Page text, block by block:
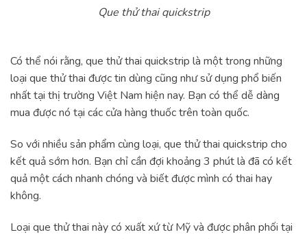
Que thử thai quickstrip
Có thể nói rằng, que thử thai quickstrip là một trong những
loại que thử thai được tin dùng cũng như sử dụng phổ biến
nhất tại thị trường Việt Nam hiện nay. Bạn có thể dễ dàng
mua được nó tại các cửa hàng thuốc trên toàn quốc.
So với nhiều sản phẩm cùng loại, que thử thai quickstrip cho
kết quả sớm hơn. Bạn chỉ cần đợi khoảng 3 phút là đã có kết
quả một cách nhanh chóng và biết được mình có thai hay
không.
Loại que thử thai này có xuất xứ từ Mỹ và được phân phối tại